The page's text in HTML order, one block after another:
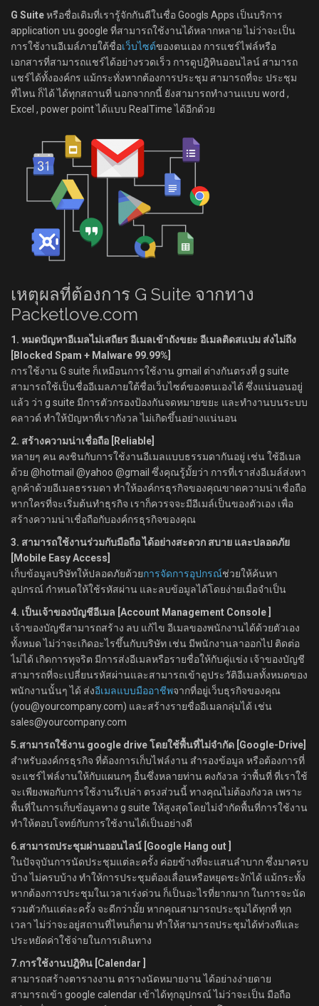
G Suiteหรือชื่อเดิมที่เรารู้จักกันดีในชื่อ Googls Apps เป็นบริการ
application บน google ที่สามารถใช้งานได้หลากหลาย ไม่ว่าจะเป็น
การใช้งานอีเมล์ภายใต้ชื่อเว็บไซต์ของตนเอง การแชร์ไฟล์หรือ
เอกสารที่สามารถแชร์ได้อย่างรวดเร็ว การดูปฎิทินออนไลน์ สามารถ
แชร์ได้ทั้งองค์กร แม้กระทั่งหากต้องการประชุม สามารถที่จะ ประชุม
ที่ไหน ก็ได้ ได้ทุกสถานที่ นอกจากกนี้ ยังสามารถทำงานแบบ word ,
Excel , power point ได้แบบ RealTime ได้อีกด้วย
เหตุผลที่ต้องการ G Suite จากทาง
Packetlove.com
1. หมดปัญหาอีเมลไม่เสถียร อีเมลเข้าถังขยะ อีเมลติดสแปม ส่งไม่ถึง
[Blocked Spam + Malware 99.99%]
การใช้งาน G suite ก็เหมือนการใช้งาน gmail ต่างกันตรงที่ g suite
สามารถใช้เป็นชื่ออีเมลภายใต้ชื่อเว็บไซต์ของตนเองได้ ซึ่งแน่นอนอยู่
แล้ว ว่า g suite มีการตัวกรองป้องกันจดหมายขยะ และทำงานบนระบบ
คลาวด์ ทำให้ปัญหาที่เรากังวล ไม่เกิดขึ้นอย่างแน่นอน
2. สร้างความน่าเชื่อถือ [Reliable]
หลายๆ คน คงชินกับการใช้งานอีเมลแบบธรรมดากันอยู่ เช่น ใช้อีเมล
ด้วย @hotmail @yahoo @gmail ซึ่งคุณรู้มั้ยว่า การที่เราส่งอีเมล์ส่งหา
ลูกค้าด้วยอีเมลธรรมดา ทำให้องค์กรธุรกิจของคุณขาดความน่าเชื่อถือ
หากใครที่จะเริ่มต้นทำธุรกิจ เราก็ควรจจะมีอีเมล์เป็นของตัวเอง เพื่อ
สร้างความน่าเชื่อถือกับองค์กรธุรกิจของคุณ
3. สามารถใช้งานร่วมกับมือถือ ได้อย่างสะดวก สบาย และปลอดภัย
[Mobile Easy Access]
เก็บข้อมูลบริษัทให้ปลอดภัยด้วยการจัดการอุปกรณ์ช่วยให้ค้นหา
อุปกรณ์ กำหนดให้ใช้รหัสผ่าน และลบข้อมูลได้โดยง่ายเมื่อจำเป็น
4. เป็นเจ้าของบัญชีอีเมล [Account Management Console ]
เจ้าของบัญชีสามารถสร้าง ลบ แก้ไข อีเมลของพนักงานได้ด้วยตัวเอง
ทั้งหมด ไม่ว่าจะเกิดอะไรขึ้นกับบริษัท เช่น มีพนักงานลาออกไป ติดต่อ
ไม่ได้ เกิดการทุจริต มีการส่งอีเมลหรือรายชื่อให้กับคู่แข่ง เจ้าของบัญชี
สามารถที่จะเปลี่ยนรหัสผ่านและสามารถเข้าดูประวัติอีเมลทั้งหมดของ
พนักงานนั้นๆ ได้ ส่งอีเมลแบบมืออาชีพจากที่อยู่เว็บธุรกิจของคุณ
(you@yourcompany.com) และสร้างรายชื่ออีเมลกลุ่มได้ เช่น
sales@yourcompany.com
5.สามารถใช้งาน google drive โดยใช้พื้นที่ไม่จำกัด [Google-Drive]
สำหรับองค์กรธุรกิจ ที่ต้องการเก็บไฟล์งาน สำรองข้อมูล หรือต้องการที่
จะแชร์ไฟล์งานให้กับแผนกๆ อื่นซึ่งหลายท่าน คงกังวล ว่าพื้นที่ ที่เราใช้
จะเพียงพอกับการใช้งานรึเปล่า ตรงส่วนนี้ ทางคุณไม่ต้องกังวล เพราะ
พื้นที่ในการเก็บข้อมูลทาง g suite ให้สูงสุดโดยไม่จำกัดพื้นที่การใช้งาน
ทำให้ตอบโจทย์กับการใช้งานได้เป็นอย่างดี
6.สามารถประชุมผ่านออนไลน์ [Google Hang out ]
ในปัจจุบันการนัดประชุมแต่ละครั้ง ค่อยข้างที่จะแสนลำบาก ซึ่งมาครบ
บ้าง ไม่ครบบ้าง ทำให้การประชุมต้องเลื่อนหรือหยุดชะงักได้ แม้กระทั้ง
หากต้องการประชุมในเวลาเร่งด่วน ก็เป็นอะไรที่ยากมาก ในการจะนัด
รวมตัวกันแต่ละครั้ง จะดีกว่ามั้ย หากคุณสามารถประชุมได้ทุกที่ ทุก
เวลา ไม่ว่าจะอยู่สถานที่ไหนก็ตาม ทำให้สามารถประชุมได้ท่วงทีและ
ประหยัดค่าใช้จ่ายในการเดินทาง
7.การใช้งานปฎิทิน [Calendar ]
สามารถสร้างตารางงาน ตารางนัดหมายงาน ได้อย่างง่ายดาย
สามารถเข้า google calendar เข้าได้ทุกอุปกรณ์ ไม่ว่าจะเป็น มือถือ